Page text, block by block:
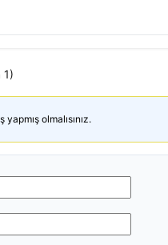
1)
olmalısınız.